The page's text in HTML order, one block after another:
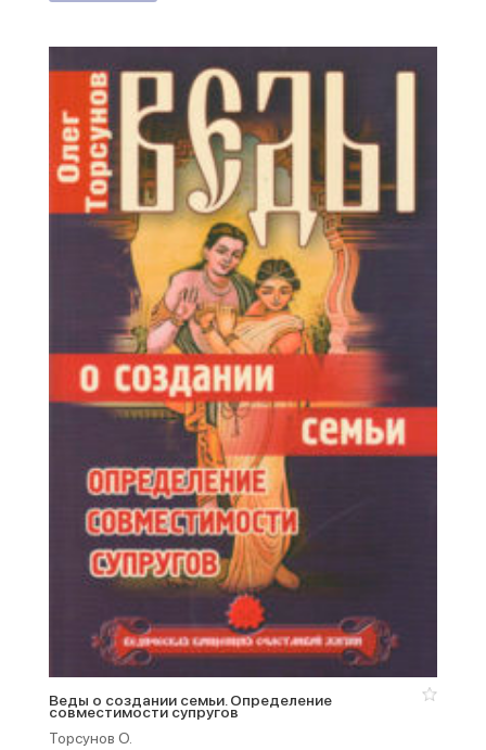
Веды о создании семьи. Определение
совместимости супругов
Торсунов О.